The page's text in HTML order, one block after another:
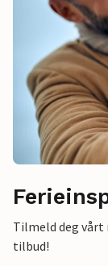
Tilmeld deg vårt
tilbud!